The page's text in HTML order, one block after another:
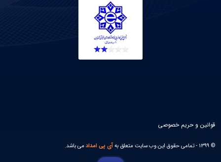
© 1399 - تمامی حقوق این وب سایت متعلق به آی پی امدادمی باشد.
قوانین و حریم خصوصی